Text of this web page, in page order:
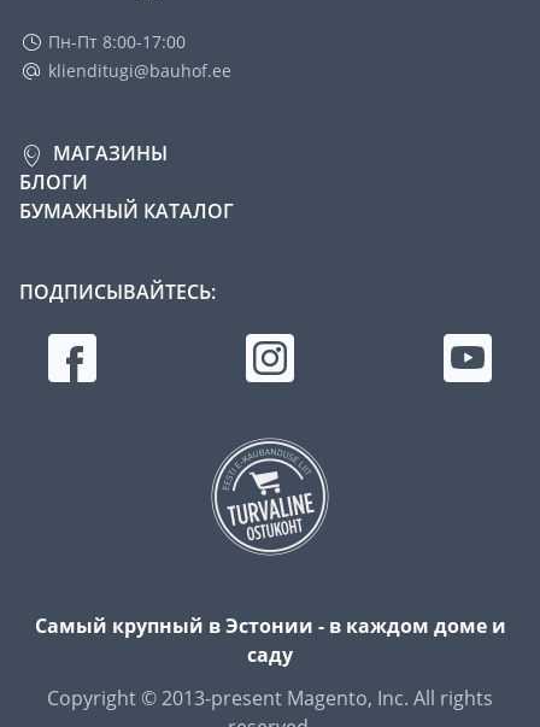
Пн-Пт 8:00-17:00
klienditugi@bauhof.ee
МАГАЗИНЫ
БЛОГИ
БУМАЖНЫЙ КАТАЛОГ
ПОДПИСЫВАЙТЕСЬ:
Самый крупный в Эстонии - в каждом доме и
саду
Copyright © 2013-present Magento, Inc. All rights